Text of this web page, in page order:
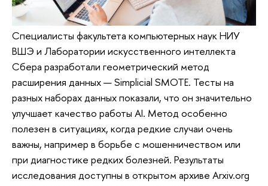
Специалисты факультета компьютерных наук НИУ
ВШЭ и Лаборатории искусственного интеллекта
Сбера разработали геометрический метод
расширения данных — Simplicial SMOTE. Тесты на
разных наборах данных показали, что он значительно
улучшает качество работы AI. Метод особенно
полезен в ситуациях, когда редкие случаи очень
важны, например в борьбе с мошенничеством или
при диагностике редких болезней. Результаты
исследования доступны в открытом архиве Arxiv.org